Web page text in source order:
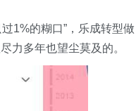
1%的糊口”，乐成转型做
力多年也望尘莫及的。